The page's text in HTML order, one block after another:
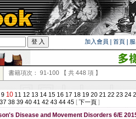
加入會員 首頁
書籍項次： 91-100 【 共 448 項 】
9 10 11 12 13 14 15 16 17 18 19 20 21 22 23 24
37 38 39 40 41 42 43 44 45 [ 下一頁 ]
Disease and Movement Disorders 6/E